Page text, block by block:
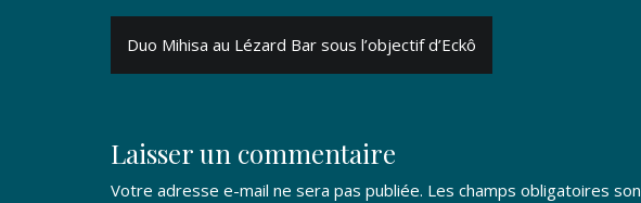
Navigation
de
Duo Mihisa au Lézard Bar sous l’objectif d’Eckô
Laisser un commentaire
Votre adresse e-mail ne sera pas publiée. Les champs obligatoires